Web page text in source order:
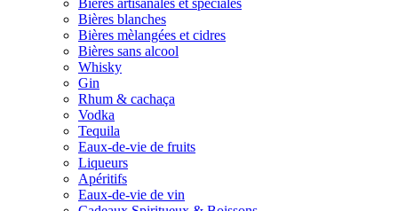
Bières artisanales et spéciales
Bières blanches
Bières mèlangées et cidres
Bières sans alcool
Whisky
Gin
Rhum & cachaça
Vodka
Tequila
Eaux-de-vie de fruits
Liqueurs
Apéritifs
Eaux-de-vie de vin